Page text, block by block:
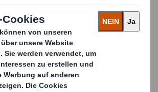
Verpackung ist kein
– sie ist ein
Prozess.
setzen deshalb in
durchgreifend an:
Prinzip.